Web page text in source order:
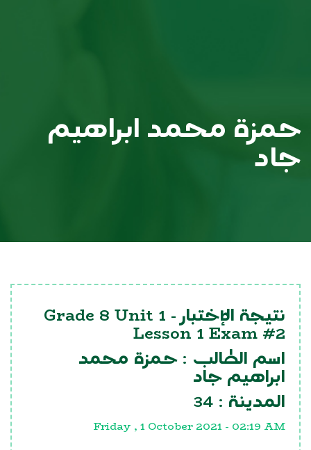
حمزة محمد ابراهيم
جاد
نتيجة الإختبار - Grade 8 Unit 1
Lesson 1 Exam #2
اسم الطالب :حمزة محمد
ابراهيم جاد
المدينة : 34
Friday , 1 October 2021 - 02:19 AM